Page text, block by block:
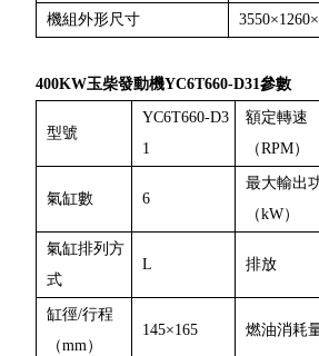
機組外形尺寸
400KW玉柴發動機YC6T660-D31參數
型號
YC6T660-D3
1
額定轉速
（RPM）
氣缸數 6
最大輸出
（kW）
氣缸排列方
式
L 排放
缸徑/行程
（mm）
145×165 燃油消耗